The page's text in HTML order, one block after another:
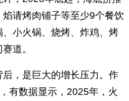
请烤肉铺子等至少9个餐饮
小火锅、烧烤、炸鸡、烤
道。
，是巨大的增长压力。作
有数据显示，2025年，火